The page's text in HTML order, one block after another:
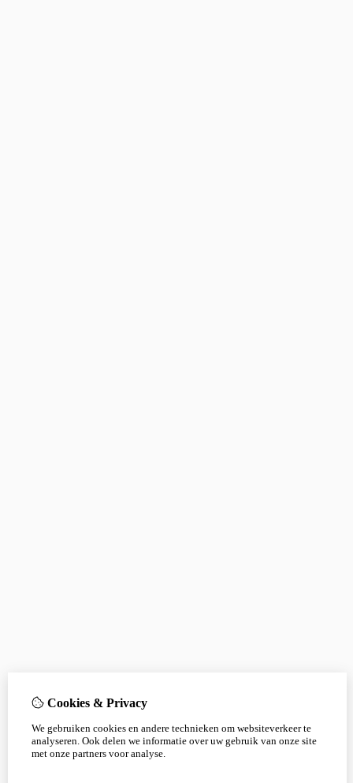
Cookies & Privacy
We gebruiken cookies en andere technieken om websiteverkeer te
analyseren. Ook delen we informatie over uw gebruik van onze site
met onze partners voor analyse.